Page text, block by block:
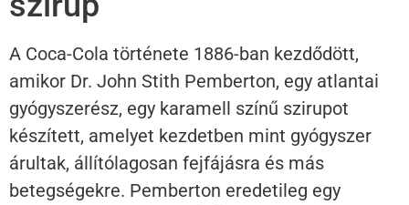
A Coca-Cola története 1886-ban kezdődött,
amikor Dr. John Stith Pemberton, egy atlantai
gyógyszerész, egy karamell színű szirupot
készített, amelyet kezdetben mint gyógyszer
árultak, állítólagosan fejfájásra és más
betegségekre. Pemberton eredetileg egy